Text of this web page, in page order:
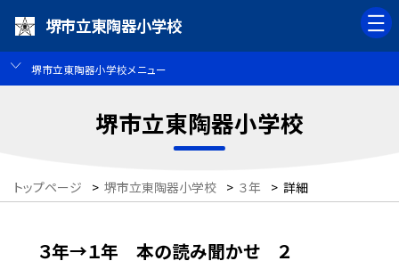
堺市立東陶器小学校
堺市立東陶器小学校メニュー
堺市立東陶器小学校
トップページ > 堺市立東陶器小学校 > ３年 > 詳細
３年→１年 本の読み聞かせ ２